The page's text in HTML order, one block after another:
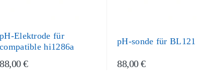
pH-Elektrode für
compatible hi1286a
88,00 €
pH-sonde für BL121
88,00 €